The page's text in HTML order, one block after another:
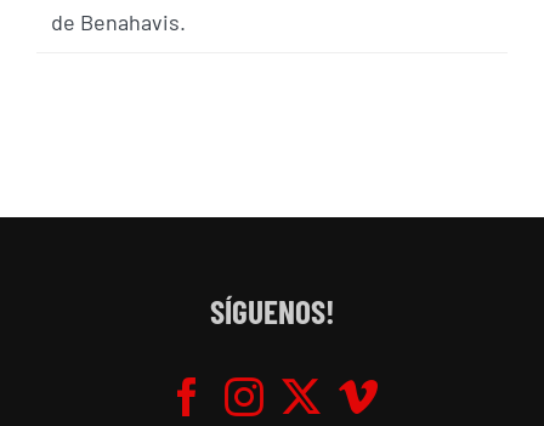
de Benahavis.
SÍGUENOS!